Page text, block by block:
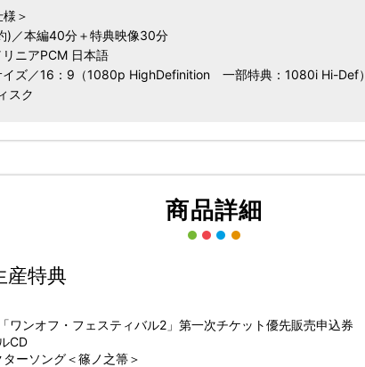
＞
)／本編40分＋特典映像30分
ニアPCM 日本語
ズ／16：9（1080p HighDefinition 一部特典：1080i Hi-Def）
スク
商品詳細
産特典
ワンオフ・フェスティバル2」第一次チケット優先販売申込券
CD
ーソング＜篠ノ之箒＞